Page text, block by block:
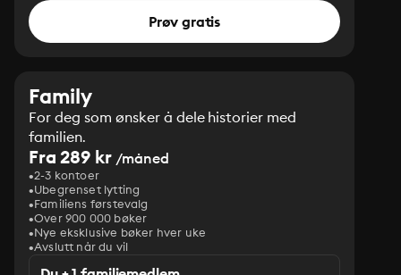
Prøv gratis
Family
For deg som ønsker å dele historier med
familien.
Fra 289 kr/måned
2-3 kontoer
Ubegrenset lytting
Familiens førstevalg
Over 900 000 bøker
Nye eksklusive bøker hver uke
Avslutt når du vil